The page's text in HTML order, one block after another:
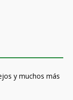
y muchos más